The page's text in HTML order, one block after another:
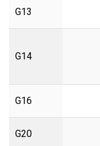
G13
G14
G16
G20